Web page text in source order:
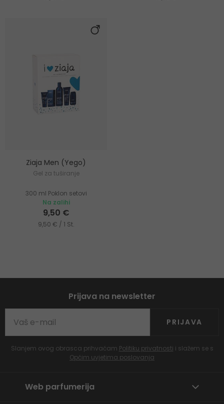
Ziaja Men (Yego)
Gel za tuširanje
300 ml Poklon setovi
Na zalihi
9,50 €
9,50 € / 1 St.
Prijava na newsletter
PRIJAVA
Slanjem ovog obrasca prihvaćam Politiku privatnosti i slažem se s
Općim uvjetima poslovanja
Web parfumerija